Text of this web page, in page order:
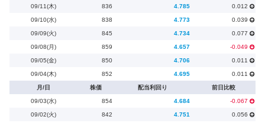
09/11(木) 836 4.785 0.012
09/10(水) 838 4.773 0.039
09/09(火) 845 4.734 0.077
09/08(月) 859 4.657 -0.049
09/05(金) 850 4.706 0.011
09/04(木) 852 4.695 0.011
月/日 株価 配当利回り 前日比較
09/03(水) 854 4.684 -0.067
09/02(火) 842 4.751 0.056